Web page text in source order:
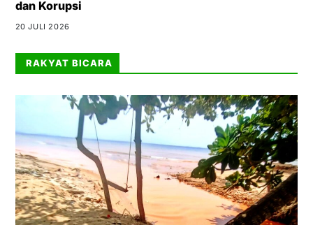
dan Korupsi
20 JULI 2026
RAKYAT BICARA